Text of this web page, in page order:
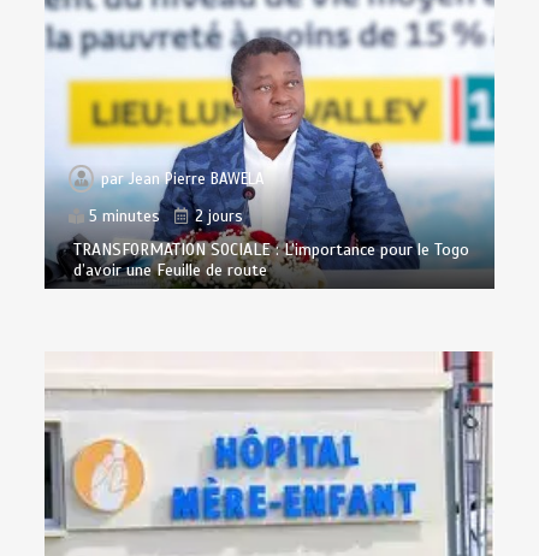
parJean Pierre BAWELA
5 minutes
2 jours
TRANSFORMATION SOCIALE : L’importance pour le Togo
d’avoir une Feuille de route